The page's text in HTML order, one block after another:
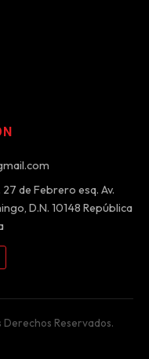
de Febrero esq. Av.
D.N. 10148 República
Reservados.